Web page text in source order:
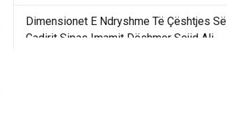
Dimensionet E Ndryshme Të Çështjes Së
Gadirit Sipas Imamit Dëshmor Sejid Ali